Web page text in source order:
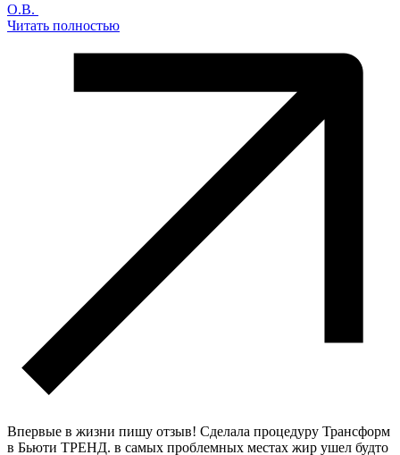
О.В.
Читать полностью
Впервые в жизни пишу отзыв! Сделала процедуру Трансформ
в Бьюти ТРЕНД. в самых проблемных местах жир ушел будто